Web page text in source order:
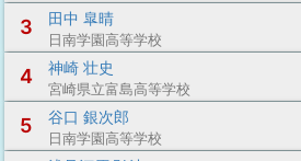
3 田中 皐晴
日南学園高等学校
4 神崎 壮史
宮崎県立富島高等学校
5 谷口 銀次郎
日南学園高等学校